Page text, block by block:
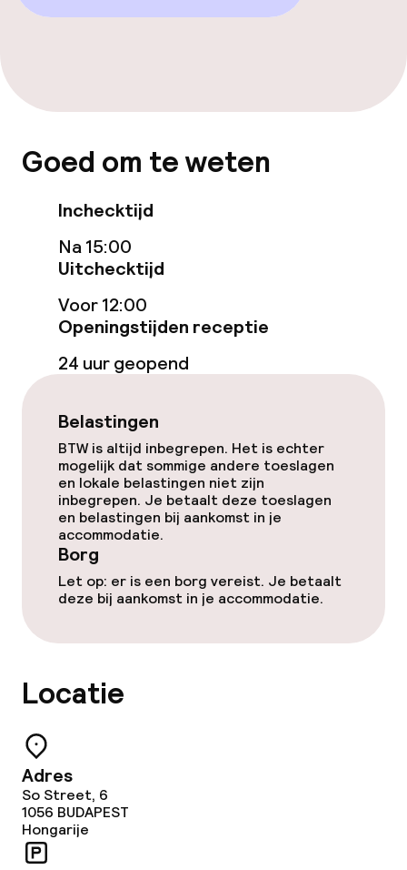
Bar
Roomservice
Wasservice
Beleid
Borg bij aankomst
Overal rookvrij
Goed om te weten
Inchecktijd
Na 15:00
Uitchecktijd
Voor 12:00
Openingstijden receptie
24 uur geopend
Belastingen
BTW is altijd inbegrepen. Het is echter
mogelijk dat sommige andere toeslagen
en lokale belastingen niet zijn
inbegrepen. Je betaalt deze toeslagen
en belastingen bij aankomst in je
accommodatie.
Borg
Let op: er is een borg vereist. Je betaalt
deze bij aankomst in je accommodatie.
Locatie
Adres
So Street, 6
1056 BUDAPEST
Hongarije